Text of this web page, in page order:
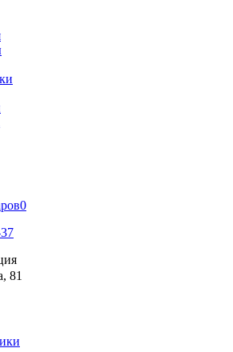
0
81